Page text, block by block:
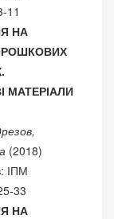
11
НА
МАТЕРІАЛИ
(2018)
ІПМ
33
НА